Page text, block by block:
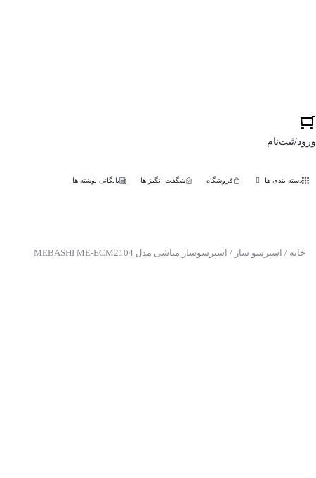
ورود/ثبت‌نام
دسته بندی ها فروشگاه شگفت انگیز ها بایگانی نوشته ها
خانه / اسپرسو ساز / اسپرسوساز مباشی مدل MEBASHI ME-ECM2104